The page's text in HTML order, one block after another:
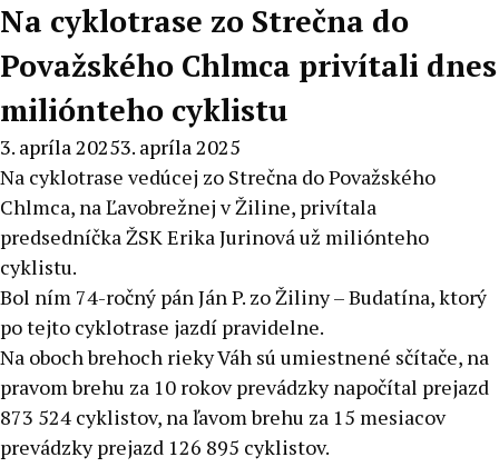
Na cyklotrase zo Strečna do
Považského Chlmca privítali dnes
miliónteho cyklistu
3. apríla 20253. apríla 2025
Na cyklotrase vedúcej zo Strečna do Považského
Chlmca, na Ľavobrežnej v Žiline, privítala
predsedníčka ŽSK Erika Jurinová už miliónteho
cyklistu.
Bol ním 74-ročný pán Ján P. zo Žiliny – Budatína, ktorý
po tejto cyklotrase jazdí pravidelne.
Na oboch brehoch rieky Váh sú umiestnené sčítače, na
pravom brehu za 10 rokov prevádzky napočítal prejazd
873 524 cyklistov, na ľavom brehu za 15 mesiacov
prevádzky prejazd 126 895 cyklistov.